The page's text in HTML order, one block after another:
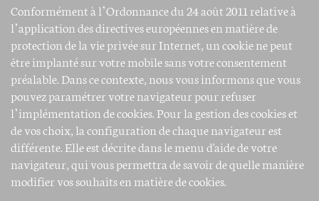
Conformément à l’Ordonnance du 24 août 2011 relative à
l’application des directives européennes en matière de
protection de la vie privée sur Internet, un cookie ne peut
être implanté sur votre mobile sans votre consentement
préalable. Dans ce contexte, nous vous informons que vous
pouvez paramétrer votre navigateur pour refuser
l’implémentation de cookies. Pour la gestion des cookies et
de vos choix, la configuration de chaque navigateur est
différente. Elle est décrite dans le menu d'aide de votre
navigateur, qui vous permettra de savoir de quelle manière
modifier vos souhaits en matière de cookies.